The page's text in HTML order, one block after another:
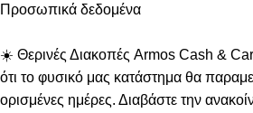
Προσωπικά δεδομένα
☀️ Θερινές Διακοπές Armos Cash &
ότι το φυσικό μας κατάστημα θα
ορισμένες ημέρες. Διαβάστε την